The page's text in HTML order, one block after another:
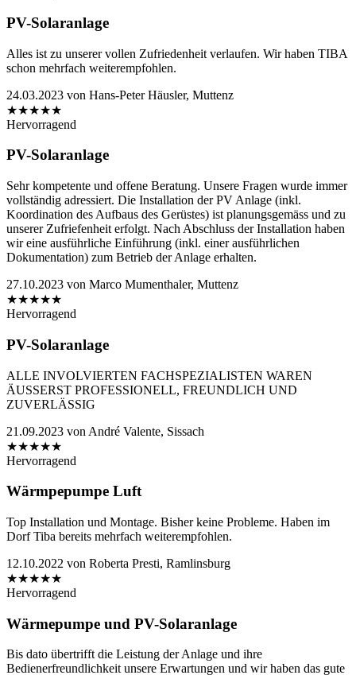
PV-Solaranlage
Alles ist zu unserer vollen Zufriedenheit verlaufen. Wir haben TIBA
schon mehrfach weiterempfohlen.
24.03.2023 von Hans-Peter Häusler, Muttenz
★★★★★
Hervorragend
PV-Solaranlage
Sehr kompetente und offene Beratung. Unsere Fragen wurde immer
vollständig adressiert. Die Installation der PV Anlage (inkl.
Koordination des Aufbaus des Gerüstes) ist planungsgemäss und zu
unserer Zufriefenheit erfolgt. Nach Abschluss der Installation haben
wir eine ausführliche Einführung (inkl. einer ausführlichen
Dokumentation) zum Betrieb der Anlage erhalten.
27.10.2023 von Marco Mumenthaler, Muttenz
★★★★★
Hervorragend
PV-Solaranlage
ALLE INVOLVIERTEN FACHSPEZIALISTEN WAREN
ÄUSSERST PROFESSIONELL, FREUNDLICH UND
ZUVERLÄSSIG
21.09.2023 von André Valente, Sissach
★★★★★
Hervorragend
Wärmpepumpe Luft
Top Installation und Montage. Bisher keine Probleme. Haben im
Dorf Tiba bereits mehrfach weiterempfohlen.
12.10.2022 von Roberta Presti, Ramlinsburg
★★★★★
Hervorragend
Wärmepumpe und PV-Solaranlage
Bis dato übertrifft die Leistung der Anlage und ihre
Bedienerfreundlichkeit unsere Erwartungen und wir haben das gute